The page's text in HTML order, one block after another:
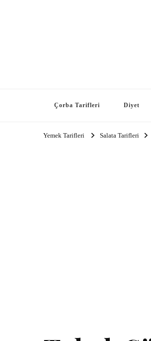
Çorba Tarifleri Diyet
Yemek Tarifleri Salata Tarifleri